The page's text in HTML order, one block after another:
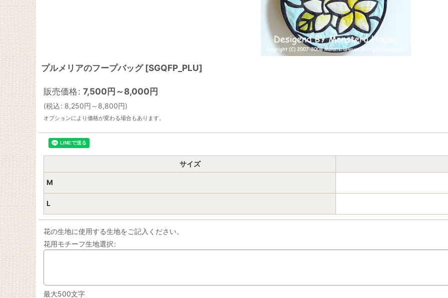
プルメリアのフープバッグ [SGQFP_PLU]
販売価格: 7,500円～8,000円
(税込: 8,250円 ～8,800円)
オプションにより価格が変わる場合もあります。
サイズ
M
L
花の生地に使用する生地をご記入ください。
花用モチーフ生地選択:
最大500文字